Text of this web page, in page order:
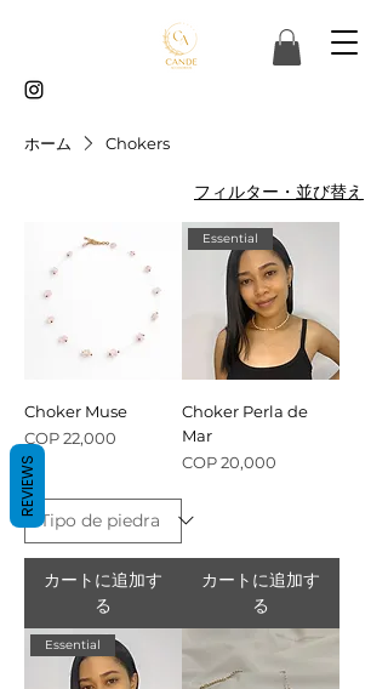
ホーム Chokers
フィルター・並び替え
Choker Muse
価格
COP 22,000
カートに追加す
る
Essential
Choker Perla de
Mar
価格
COP 20,000
カートに追加す
る
Essential
REVIEWS